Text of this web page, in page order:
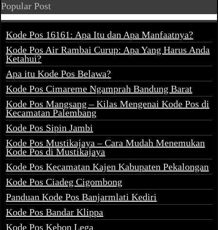
Popular Post
Kode Pos 16161: Apa Itu dan Apa Manfaatnya?
Kode Pos Air Rambai Curup: Apa Yang Harus Anda
Ketahui?
Apa itu Kode Pos Belawa?
Kode Pos Cimareme Ngamprah Bandung Barat
Kode Pos Mangsang – Kilas Mengenai Kode Pos di
Kecamatan Palembang
Kode Pos Sipin Jambi
Kode Pos Mustikajaya – Cara Mudah Menemukan
Kode Pos di Mustikajaya
Kode Pos Kecamatan Kajen Kabupaten Pekalongan
Kode Pos Ciadeg Cigombong
Panduan Kode Pos Banjarmlati Kediri
Kode Pos Bandar Klippa
Kode Pos Kebon Lega